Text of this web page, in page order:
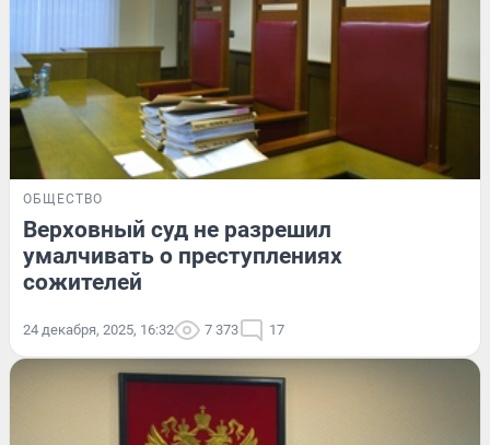
ОБЩЕСТВО
Верховный суд не разрешил
умалчивать о преступлениях
сожителей
24 декабря, 2025, 16:32 7 373 17